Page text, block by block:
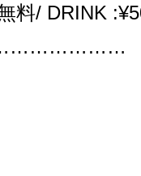
料/ DRINK